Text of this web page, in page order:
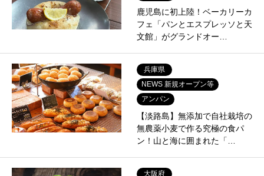
鹿児島に初上陸！ベーカリーカ
フェ「パンとエスプレッソと天
文館」がグランドオー…
兵庫県
NEWS 新規オープン等
アンパン
【淡路島】無添加で自社栽培の
無農薬小麦で作る究極の食パ
ン！山と海に囲まれた「…
大阪府